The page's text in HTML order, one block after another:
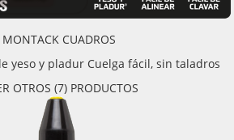
MONTACK CUADROS
Especial paredes de yeso y pladur Cuelga fácil, sin taladros
OTROS (7) PRODUCTOS